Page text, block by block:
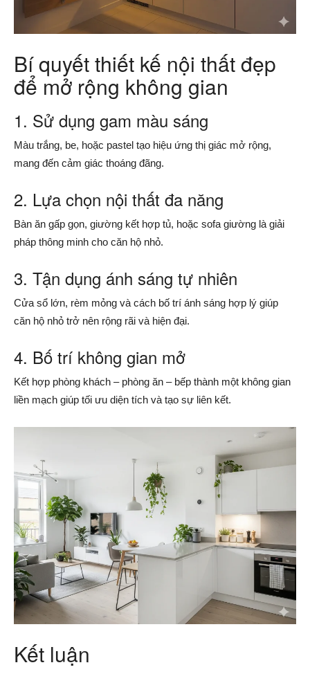
Bí quyết thiết kế nội thất đẹp
để mở rộng không gian
1. Sử dụng gam màu sáng
Màu trắng, be, hoặc pastel tạo hiệu ứng thị giác mở rộng,
mang đến cảm giác thoáng đãng.
2. Lựa chọn nội thất đa năng
Bàn ăn gấp gọn, giường kết hợp tủ, hoặc sofa giường là giải
pháp thông minh cho căn hộ nhỏ.
3. Tận dụng ánh sáng tự nhiên
Cửa sổ lớn, rèm mỏng và cách bố trí ánh sáng hợp lý giúp
căn hộ nhỏ trở nên rộng rãi và hiện đại.
4. Bố trí không gian mở
Kết hợp phòng khách – phòng ăn – bếp thành một không gian
liền mạch giúp tối ưu diện tích và tạo sự liên kết.
Kết luận